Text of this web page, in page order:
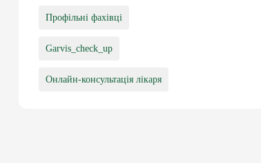
Профільні фахівці
Garvis_check_up
Онлайн-консультація лікаря